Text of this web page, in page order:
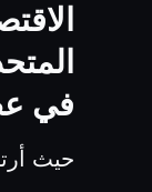
في
حيث